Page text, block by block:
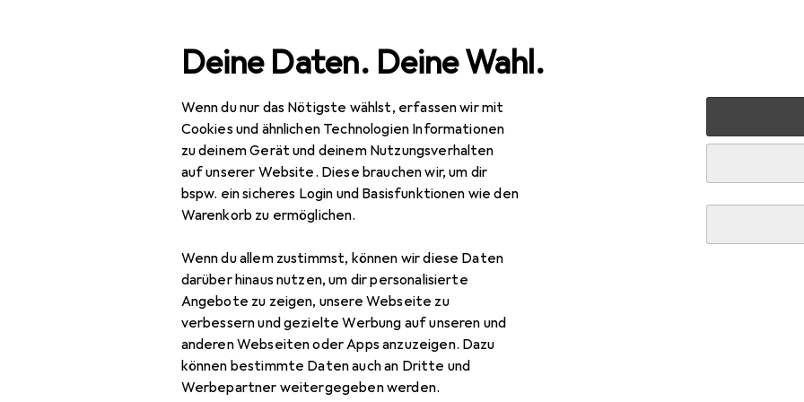
Deine Daten. Deine Wahl.
Wenn du nur das Nötigste wählst, erfassen wir mit
Cookies und ähnlichen Technologien Informationen
zu deinem Gerät und deinem Nutzungsverhalten
auf unserer Website. Diese brauchen wir, um dir
bspw. ein sicheres Login und Basisfunktionen wie den
Warenkorb zu ermöglichen.
Wenn du allem zustimmst, können wir diese Daten
darüber hinaus nutzen, um dir personalisierte
Angebote zu zeigen, unsere Webseite zu
verbessern und gezielte Werbung auf unseren und
anderen Webseiten oder Apps anzuzeigen. Dazu
können bestimmte Daten auch an Dritte und
Werbepartner weitergegeben werden.
Navigation nach KategorienGesamtsortiment IT + Multimedia Foto + Video